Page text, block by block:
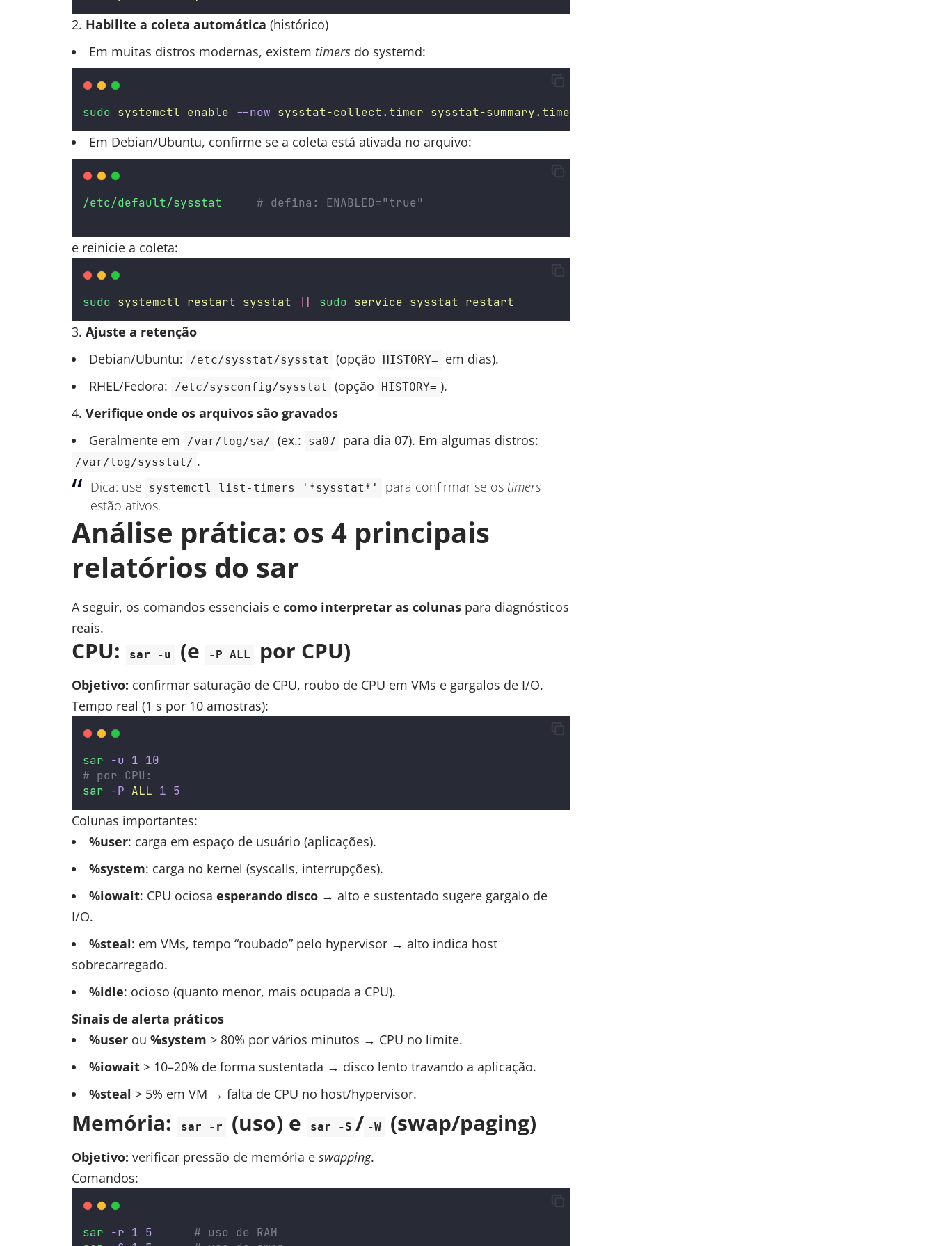
Habilite a coleta automática (histórico)
Em muitas distros modernas, existem timers do systemd:
sudo systemctl enable --now sysstat-collect.timer sysstat-summary.timer
Em Debian/Ubuntu, confirme se a coleta está ativada no arquivo:
/etc/default/sysstat # defina: ENABLED="true"
e reinicie a coleta:
sudo systemctl restart sysstat sudo service sysstat restart
Ajuste a retenção
Debian/Ubuntu:
/etc/sysstat/sysstat (opção HISTORY=
em dias).
RHEL/Fedora:
/etc/sysconfig/sysstat (opção HISTORY= ).
Verifique onde os arquivos são gravados
Geralmente em
/var/log/sa/ (ex.: sa07 para dia 07). Em algumas distros:
/var/log/sysstat/ .
Dica: use
systemctl list-timers '*sysstat*' para confirmar se os timers
estão ativos.
Análise prática: os 4 principais
relatórios do sar
A seguir, os comandos essenciais e como interpretar as colunas para diagnósticos
reais.
CPU: sar -u (e -P ALL por CPU)
Objetivo: confirmar saturação de CPU, roubo de CPU em VMs e gargalos de I/O.
Tempo real (1 s por 10 amostras):
sar -u 1 10
# por CPU:
sar
-P ALL 1 5
Colunas importantes:
%user: carga em espaço de usuário (aplicações).
%system: carga no kernel (syscalls, interrupções).
%iowait: CPU ociosa esperando disco → alto e sustentado sugere gargalo de
I/O.
%steal: em VMs, tempo “roubado” pelo hypervisor → alto indica host
sobrecarregado.
%idle: ocioso (quanto menor, mais ocupada a CPU).
Sinais de alerta práticos
%user ou %system > 80% por vários minutos → CPU no limite.
%iowait > 10–20% de forma sustentada → disco lento travando a aplicação.
%steal > 5% em VM → falta de CPU no host/hypervisor.
Memória: sar -r (uso) e sar -S / -W (swap/paging)
Objetivo: verificar pressão de memória e swapping.
Comandos:
sar -r 1 5
# uso de RAM